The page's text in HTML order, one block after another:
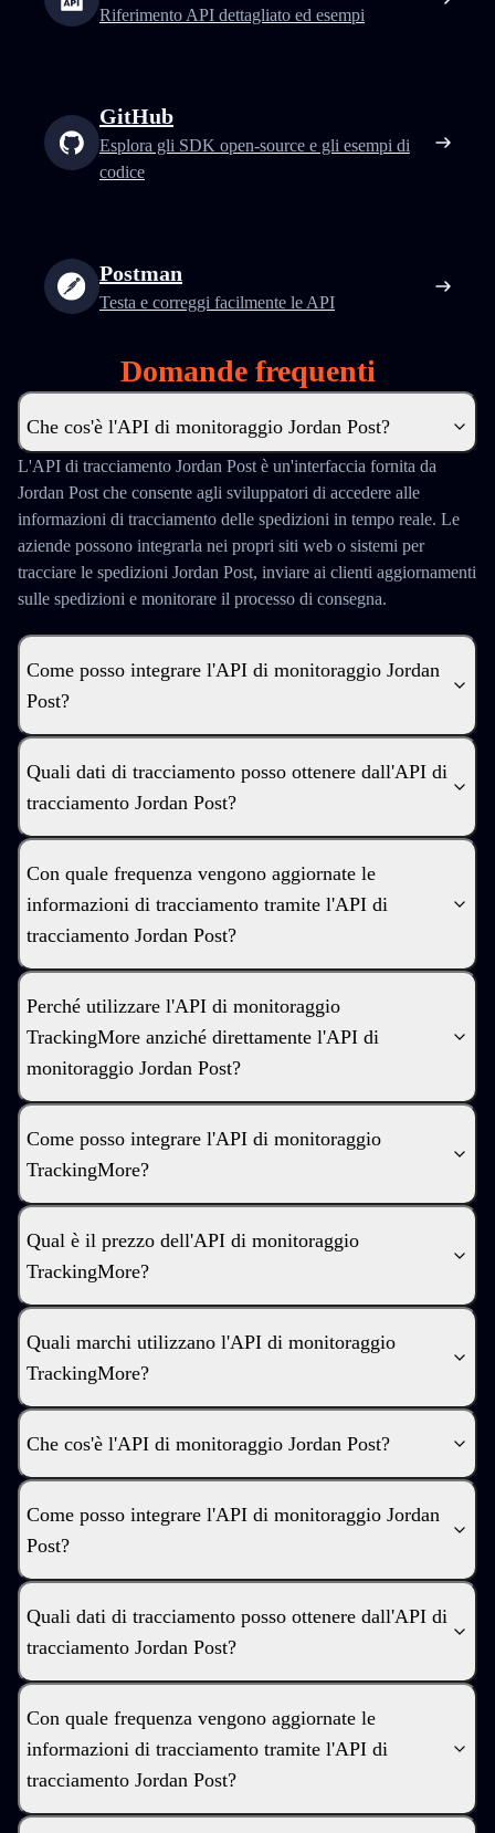
Riferimento API dettagliato ed esempi
GitHub
Esplora gli SDK open-source e gli esempi di
codice
Postman
Testa e correggi facilmente le API
Domande frequenti
Che cos'è l'API di monitoraggio Jordan Post?
L'API di tracciamento Jordan Post è un'interfaccia fornita da
Jordan Post che consente agli sviluppatori di accedere alle
informazioni di tracciamento delle spedizioni in tempo reale. Le
aziende possono integrarla nei propri siti web o sistemi per
tracciare le spedizioni Jordan Post, inviare ai clienti aggiornamenti
sulle spedizioni e monitorare il processo di consegna.
Come posso integrare l'API di monitoraggio Jordan
Post?
Quali dati di tracciamento posso ottenere dall'API di
tracciamento Jordan Post?
Con quale frequenza vengono aggiornate le
informazioni di tracciamento tramite l'API di
tracciamento Jordan Post?
Perché utilizzare l'API di monitoraggio
TrackingMore anziché direttamente l'API di
monitoraggio Jordan Post?
Come posso integrare l'API di monitoraggio
TrackingMore?
Qual è il prezzo dell'API di monitoraggio
TrackingMore?
Quali marchi utilizzano l'API di monitoraggio
TrackingMore?
Che cos'è l'API di monitoraggio Jordan Post?
Come posso integrare l'API di monitoraggio Jordan
Post?
Quali dati di tracciamento posso ottenere dall'API di
tracciamento Jordan Post?
Con quale frequenza vengono aggiornate le
informazioni di tracciamento tramite l'API di
tracciamento Jordan Post?